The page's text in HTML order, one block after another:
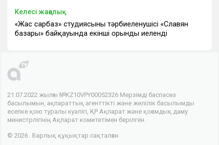
Келесі жаңалық
«Жас сарбаз» студиясының тәрбиеленушісі «Славян
базары» байқауында екінші орынды иеленді
21.07.2022 жылғы №KZ10VPY00052326 Мерзімді баспасөз
басылымын, ақпараттық агенттікті және желілік басылымды
есепке қою туралы куәлігі, ҚР Ақпарат және қоғамдық даму
министрлігінің Ақпарат комитетімен берілген.
© 2026 . Барлық құқықтар сақталған